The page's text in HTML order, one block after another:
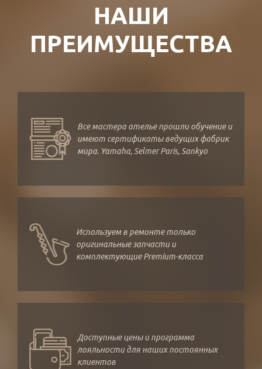
НАШИ
ПРЕИМУЩЕСТВА
Все мастера ателье прошли обучение и
имеют сертификаты ведущих фабрик
мира. Yamaha, Selmer Paris, Sankyo
Используем в ремонте только
оригинальные запчасти и
комплектующие Premium-класса
Доступные цены и программа
лояльности для наших постоянных
клиентов